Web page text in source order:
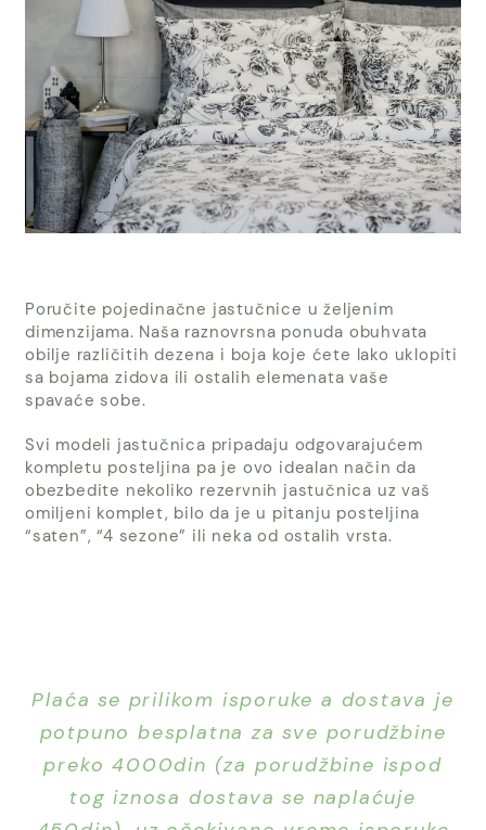
Poručite pojedinačne jastučnice u željenim
dimenzijama. Naša raznovrsna ponuda obuhvata
obilje različitih dezena i boja koje ćete lako uklopiti
sa bojama zidova ili ostalih elemenata vaše
spavaće sobe.
Svi modeli jastučnica pripadaju odgovarajućem
kompletu posteljina pa je ovo idealan način da
obezbedite nekoliko rezervnih jastučnica uz vaš
omiljeni komplet, bilo da je u pitanju posteljina
“saten”, “4 sezone” ili neka od ostalih vrsta.
Plaća se prilikom isporuke a dostava je
potpuno besplatna za sve porudžbine
preko 4000din (za porudžbine ispod
tog iznosa dostava se naplaćuje